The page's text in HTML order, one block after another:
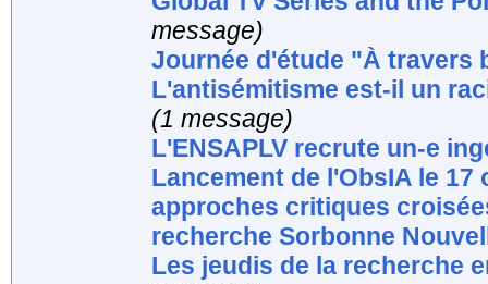
message)
Journée d'étude "À travers
L'antisémitisme est-il un
(1 message)
L'ENSAPLV recrute un-e
Lancement de l'ObsIA le
approches critiques
recherche Sorbonne
Les jeudis de la recherche